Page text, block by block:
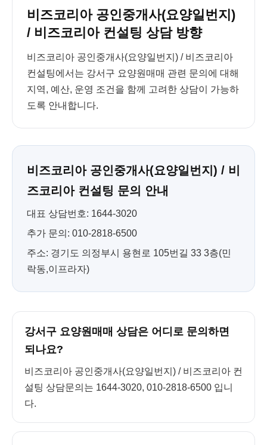
비즈코리아 공인중개사(요양일번지)
/ 비즈코리아 컨설팅 상담 방향
비즈코리아 공인중개사(요양일번지) / 비즈코리아
컨설팅에서는 강서구 요양원매매 관련 문의에 대해
지역, 예산, 운영 조건을 함께 고려한 상담이 가능하
도록 안내합니다.
비즈코리아 공인중개사(요양일번지) / 비
즈코리아 컨설팅 문의 안내
대표 상담번호: 1644-3020
추가 문의: 010-2818-6500
주소: 경기도 의정부시 용현로 105번길 33 3층(민
락동,이프라자)
강서구 요양원매매 상담은 어디로 문의하면
되나요?
비즈코리아 공인중개사(요양일번지) / 비즈코리아 컨
설팅 상담문의는 1644-3020, 010-2818-6500 입니
다.